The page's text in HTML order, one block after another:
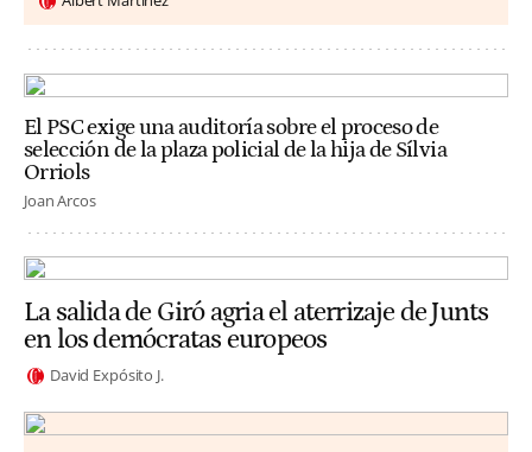
El PSC exige una auditoría sobre el proceso de
selección de la plaza policial de la hija de Sílvia
Orriols
Joan Arcos
La salida de Giró agria el aterrizaje de Junts
en los demócratas europeos
David Expósito J.